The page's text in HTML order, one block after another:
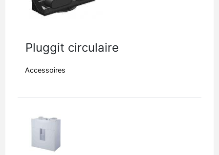
Pluggit circulaire
Accessoires